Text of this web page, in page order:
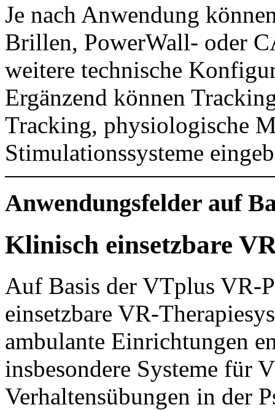
Je nach Anwendung
Brillen, PowerWall- oder
weitere technische
Ergänzend können
Tracking, physiologische
Stimulationssysteme
Anwendungsfelder auf
Klinisch einsetzbare
Auf Basis der VTplus VR-
einsetzbare VR-
ambulante Einrichtungen
insbesondere Systeme für
Verhaltensübungen in der